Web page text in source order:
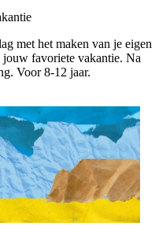
met het maken van je eigen
jouw favoriete vakantie. Na
Voor 8-12 jaar.